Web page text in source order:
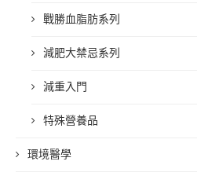
戰勝血脂肪系列
減肥大禁忌系列
減重入門
特殊營養品
環境醫學